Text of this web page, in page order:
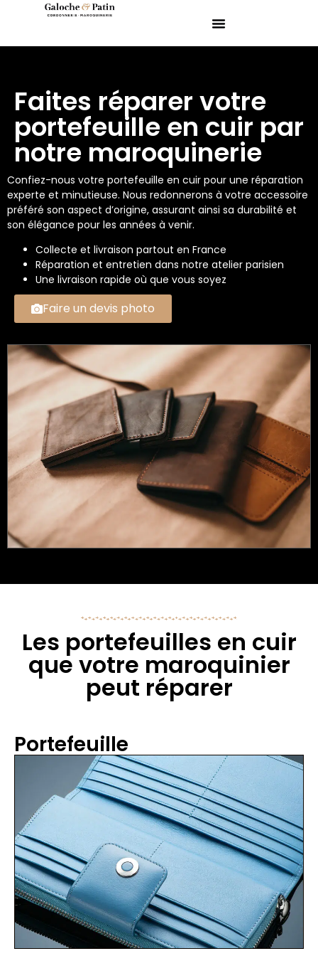
Faites réparer votre
portefeuille en cuir par
notre maroquinerie
Confiez-nous votre portefeuille en cuir pour une réparation
experte et minutieuse. Nous redonnerons à votre accessoire
préféré son aspect d’origine, assurant ainsi sa durabilité et
son élégance pour les années à venir.
Collecte et livraison partout en France
Réparation et entretien dans notre atelier parisien
Une livraison rapide où que vous soyez
Faire un devis photo
Les portefeuilles en cuir
que votre maroquinier
peut réparer
Portefeuille